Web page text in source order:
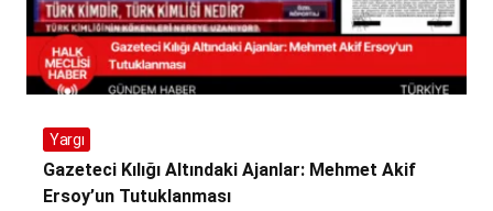
Yargı
Gazeteci Kılığı Altındaki Ajanlar: Mehmet Akif
Ersoy’un Tutuklanması